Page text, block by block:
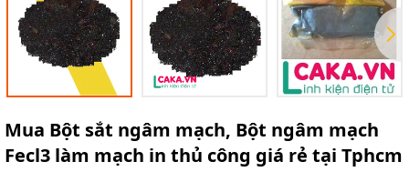
Mua Bột sắt ngâm mạch, Bột ngâm mạch
Fecl3 làm mạch in thủ công giá rẻ tại Tphcm